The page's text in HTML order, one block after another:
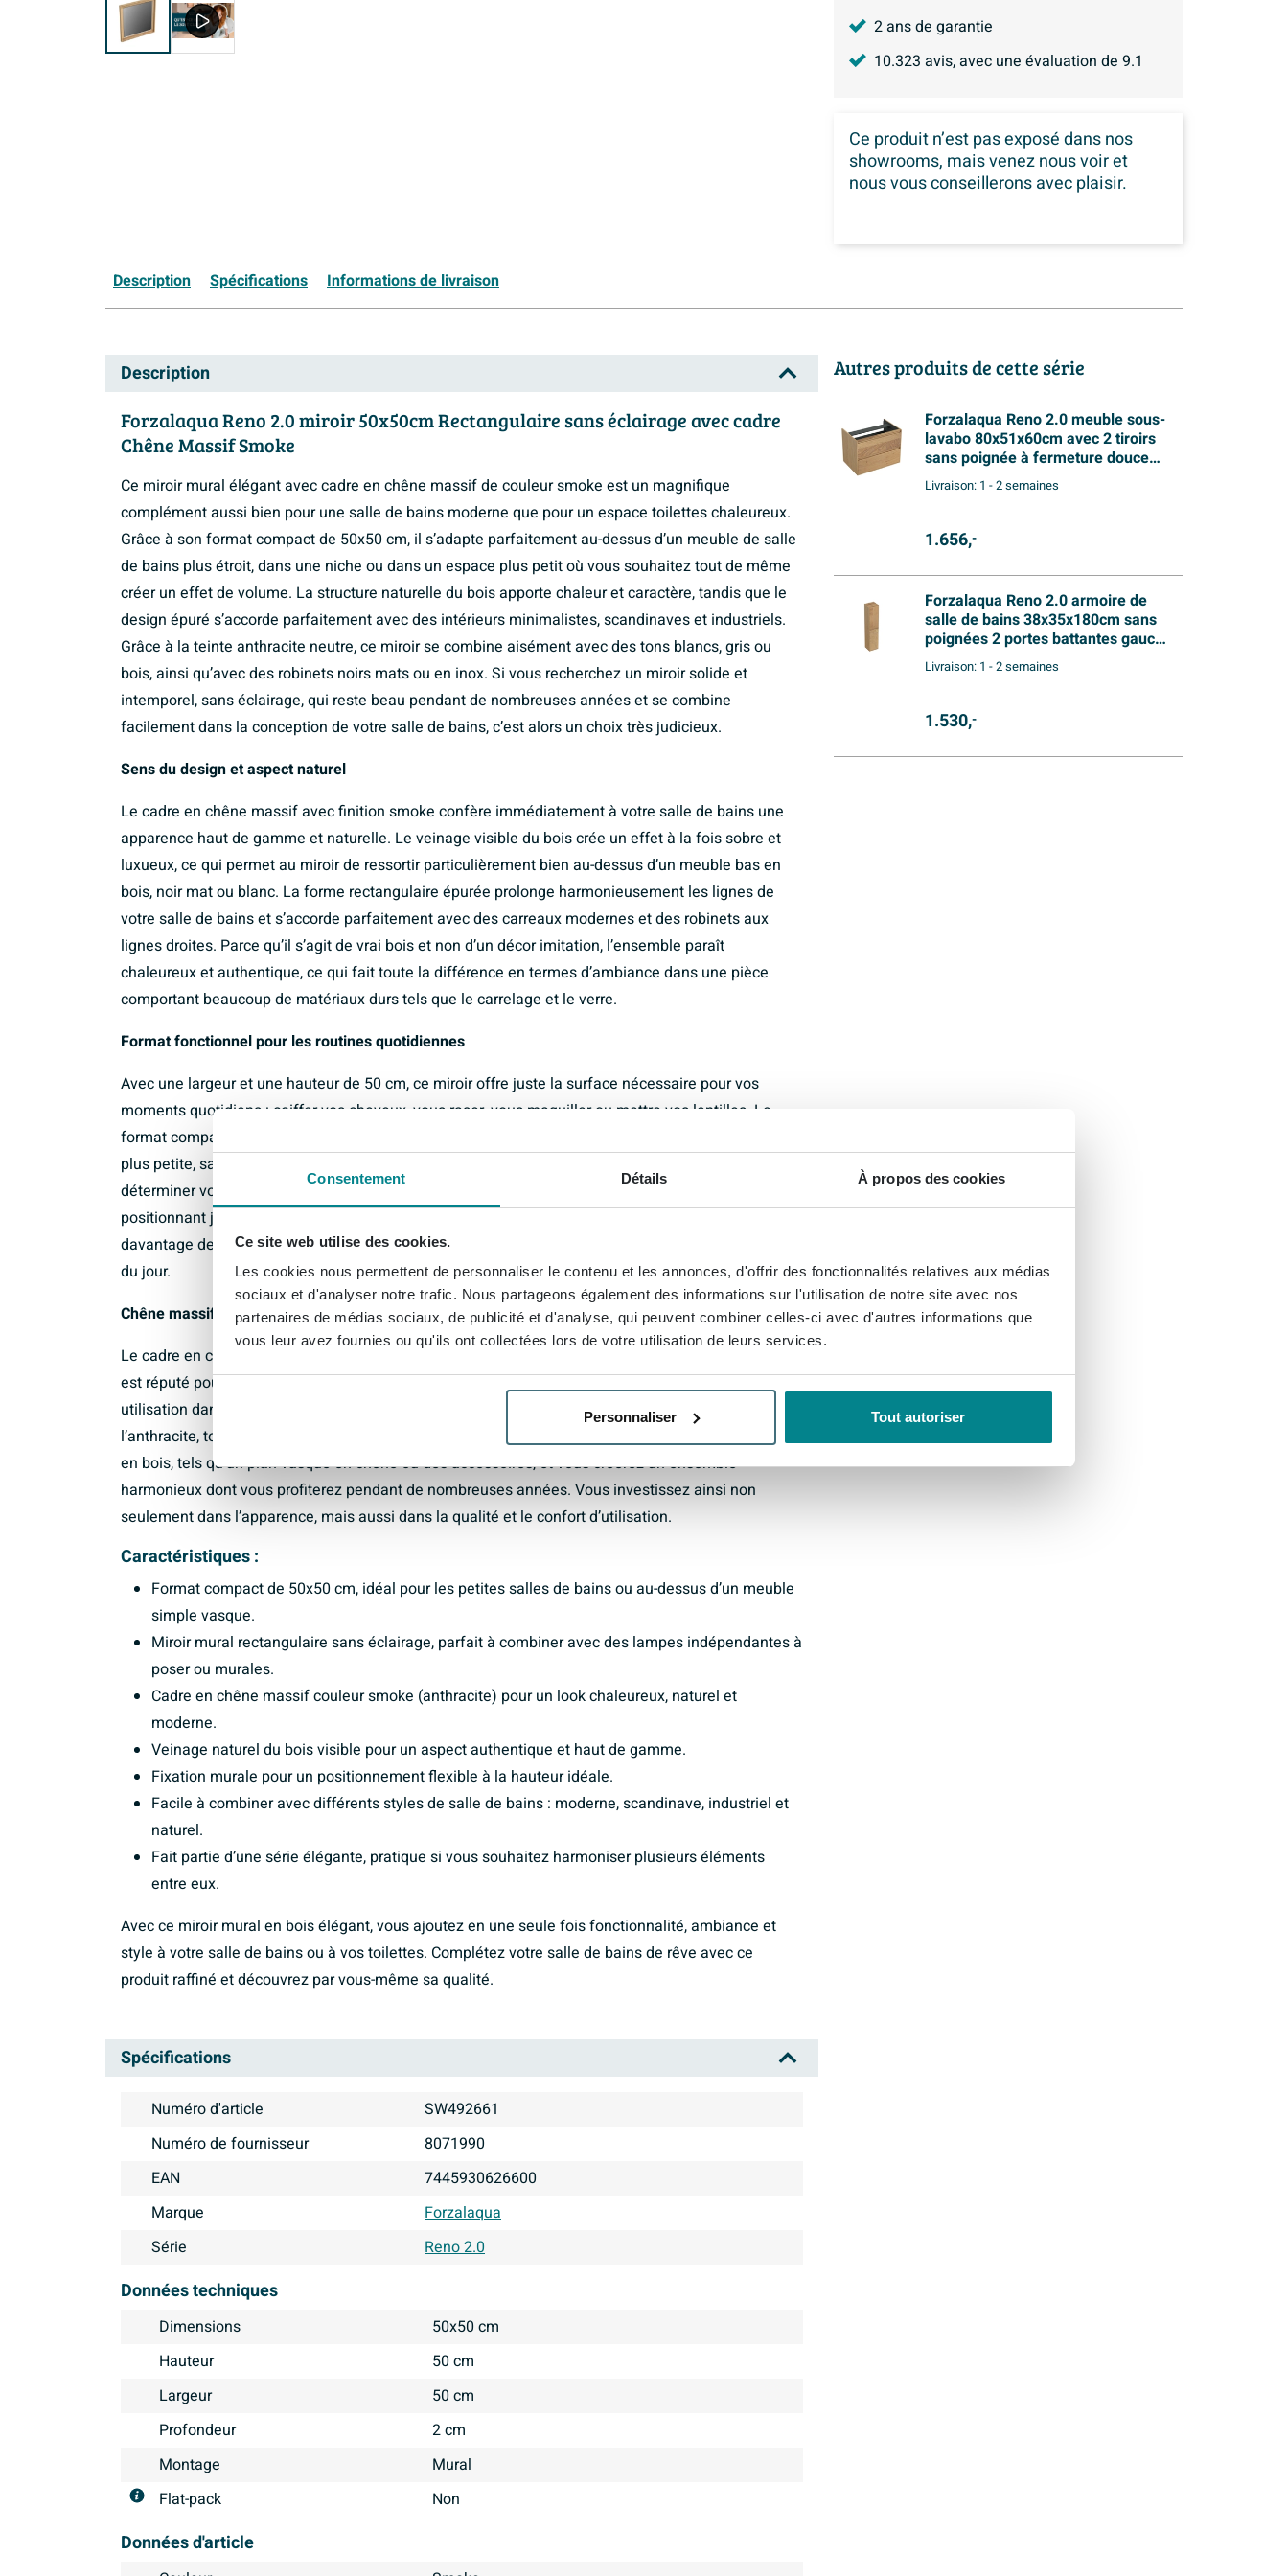
Consentement Détails À propos des cookies
Ce site web utilise des cookies.
Les cookies nous permettent de personnaliser le contenu et les annonces, d'offrir des fonctionnalités relatives aux médias
sociaux et d'analyser notre trafic. Nous partageons également des informations sur l'utilisation de notre site avec nos
partenaires de médias sociaux, de publicité et d'analyse, qui peuvent combiner celles-ci avec d'autres informations que
vous leur avez fournies ou qu'ils ont collectées lors de votre utilisation de leurs services.
Personnaliser Tout autoriser
2 ans de garantie
10.323 avis, avec une évaluation de 9.1
Ce produit n’est pas exposé dansnos
showrooms, mais venez nous voir et
nous vous conseillerons avec plaisir.
Description Spécifications Informations de livraison
Description
Forzalaqua Reno 2.0 miroir 50x50cm Rectangulaire sans éclairage avec cadre
Chêne Massif Smoke
Ce miroir mural élégant avec cadre en chêne massif de couleur smoke est un magnifique
complément aussi bien pour une salle de bains moderne que pour un espace toilettes chaleureux.
Grâce à son format compact de 50x50 cm, il s’adapte parfaitement au-dessus d’un meuble de salle
de bains plus étroit, dans une niche ou dans un espace plus petit où vous souhaitez tout de même
créer un effet de volume. La structure naturelle du bois apporte chaleur et caractère, tandis que le
design épuré s’accorde parfaitement avec des intérieurs minimalistes, scandinaves et industriels.
Grâce à la teinte anthracite neutre, ce miroir se combine aisément avec des tons blancs, gris ou
bois, ainsi qu’avec des robinets noirs mats ou en inox. Si vous recherchez un miroir solide et
intemporel, sans éclairage, qui reste beau pendant de nombreuses années et se combine
facilement dans la conception de votre salle de bains, c’est alors un choix très judicieux.
Sens du design et aspect naturel
Le cadre en chêne massif avec finition smoke confère immédiatement à votre salle de bains une
apparence haut de gamme et naturelle. Le veinage visible du bois crée un effet à la fois sobre et
luxueux, ce qui permet au miroir de ressortir particulièrement bien au-dessus d’un meuble bas en
bois, noir mat ou blanc. La forme rectangulaire épurée prolonge harmonieusement les lignes de
votre salle de bains et s’accorde parfaitement avec des carreaux modernes et des robinets aux
lignes droites. Parce qu’il s’agit de vrai bois et non d’un décor imitation, l’ensemble paraît
chaleureux et authentique, ce qui fait toute la différence en termes d’ambiance dans une pièce
comportant beaucoup de matériaux durs tels que le carrelage et le verre.
Format fonctionnel pour les routines quotidiennes
Avec une largeur et une hauteur de 50 cm, ce miroir offre juste la surface nécessaire pour vos
moments quotidiens : coiffer vos cheveux, vous raser, vous maquiller ou mettre vos lentilles. Le
format compact est idéal au-dessus d’un meuble simple vasque ou dans une salle de bains un peu
plus petite, sans que l’espace ne paraisse chargé. Grâce à la fixation murale standard, vous pouvez
déterminer vous-même la hauteur idéale, en l’adaptant aux utilisateurs de la maison. En
positionnant judicieusement le miroir, vous agrandissez optiquement l’espace et vous faites entrer
davantage de lumière, ce qui est un grand avantage surtout dans les salles de bains sans lumière
du jour.
Chêne massif durable pour un plaisir longue durée
Le cadre en chêne massif n’est pas seulement beau, il est aussi robuste et durable. Ce type de bois
est réputé pour sa stabilité et sa longue durée de vie, surtout lorsqu’il est correctement fini pour une
utilisation dans la salle de bains. La couleur smoke donne au bois une teinte moderne, proche de
l’anthracite, tout en laissant visible sa structure naturelle. Combinez le miroir avec d’autres accents
en bois, tels qu’un plan vasque en chêne ou des accessoires, et vous créerez un ensemble
harmonieux dont vous profiterez pendant de nombreuses années. Vous investissez ainsi non
seulement dans l’apparence, mais aussi dans la qualité et le confort d’utilisation.
Caractéristiques :
Format compact de 50x50 cm, idéal pour les petites salles de bains ou au-dessus d’un meuble
simple vasque.
Miroir mural rectangulaire sans éclairage, parfait à combiner avec des lampes indépendantes à
poser ou murales.
Cadre en chêne massif couleur smoke (anthracite) pour un look chaleureux, naturel et
moderne.
Veinage naturel du bois visible pour un aspect authentique et haut de gamme.
Fixation murale pour un positionnement flexible à la hauteur idéale.
Facile à combiner avec différents styles de salle de bains : moderne, scandinave, industriel et
naturel.
Fait partie d’une série élégante, pratique si vous souhaitez harmoniser plusieurs éléments
entre eux.
Avec ce miroir mural en bois élégant, vous ajoutez en une seule fois fonctionnalité, ambiance et
style à votre salle de bains ou à vos toilettes. Complétez votre salle de bains de rêve avec ce
produit raffiné et découvrez par vous-même sa qualité.
Spécifications
Numéro d'article
SW492661
Numéro de fournisseur
8071990
EAN
7445930626600
Marque
Forzalaqua
Série
Reno 2.0
Données techniques
Dimensions
50x50 cm
Hauteur
50 cm
Largeur
50 cm
Profondeur
2 cm
Montage
Mural
Flat-pack
Non
Données d'article
Autres produits de cette série
Forzalaqua Reno 2.0 meuble sous-
lavabo 80x51x60cm avec 2 tiroirs
sans poignée à fermeture douce
Chêne massif Smoke
Livraison: 1 - 2 semaines
1.656,-
Forzalaqua Reno 2.0 armoire de
salle de bains 38x35x180cm sans
poignées 2 portes battantes gauche
et droite avec softclose chêne
massif Smoke
Livraison: 1 - 2 semaines
1.530,-